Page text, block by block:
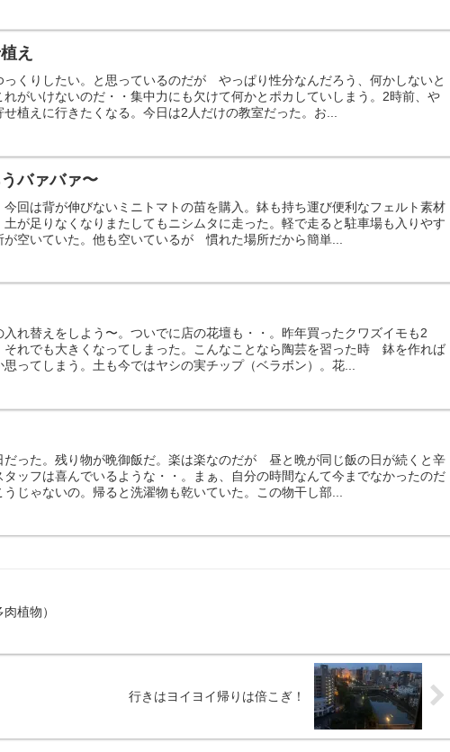
え
っくりしたい。と思っているのだが やっぱり性分なんだろう、何かしないと
れがいけないのだ・・集中力にも欠けて何かとポカしていしまう。2時前、や
植えに行きたくなる。今日は2人だけの教室だった。お...
バァバァ〜
今回は背が伸びないミニトマトの苗を購入。鉢も持ち運び便利なフェルト素材
土が足りなくなりまたしてもニシムタに走った。軽で走ると駐車場も入りやす
が空いていた。他も空いているが 慣れた場所だから簡単...
入れ替えをしよう〜。ついでに店の花壇も・・。昨年買ったクワズイモも2
れでも大きくなってしまった。こんなことなら陶芸を習った時 鉢を作れば
思ってしまう。土も今ではヤシの実チップ（ベラボン）。花...
だった。残り物が晩御飯だ。楽は楽なのだが 昼と晩が同じ飯の日が続くと辛
タッフは喜んでいるような・・。まぁ、自分の時間なんて今までなかったのだ
じゃないの。帰ると洗濯物も乾いていた。この物干し部...
植物）
行きはヨイヨイ帰りは倍こぎ！